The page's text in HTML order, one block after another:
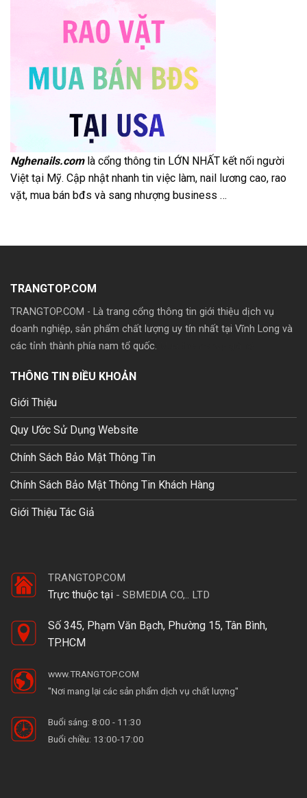
Nghenails.comlà cổng thông tin LỚN NHẤT kết nối người
Việt tại Mỹ. Cập nhật nhanh tin việc làm, nail lương cao, rao
vặt, mua bán bđs và sang nhượng business …
TRANGTOP.COM
TRANGTOP.COM - Là trang cổng thông tin giới thiệu dịch vụ
doanh nghiệp, sản phẩm chất lượng uy tín nhất tại Vĩnh Long và
các tỉnh thành phía nam tổ quốc.
THÔNG TIN ĐIỀU KHOẢN
Giới Thiệu
Quy Ước Sử Dụng Website
Chính Sách Bảo Mật Thông Tin
Chính Sách Bảo Mật Thông Tin Khách Hàng
Giới Thiệu Tác Giả
TRANGTOP.COM
Trực thuộc tại - SBMEDIA CO,.. LTD
Số 345, Phạm Văn Bạch, Phường 15, Tân Bình,
TP.HCM
www.TRANGTOP.COM
"Nơi mang lại các sản phẩm dịch vụ chất lượng"
Buổi sáng: 8:00 - 11:30
Buổi chiều: 13:00-17:00